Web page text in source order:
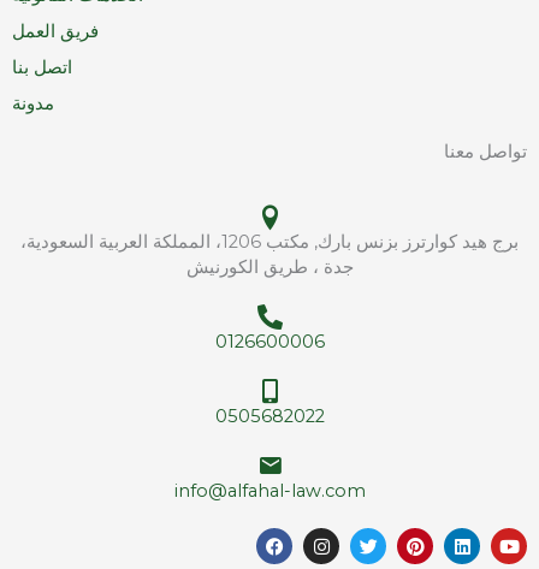
فريق العمل
اتصل بنا
مدونة
تواصل معنا
برج هيد كوارترز بزنس بارك, مكتب 1206، المملكة العربية السعودية،
جدة ، طريق الكورنيش
0126600006
0505682022
info@alfahal-law.com
F
a
I
n
T
w
P
i
L
i
Y
o